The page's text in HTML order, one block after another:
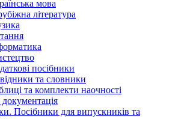
мова
література
посібники
та словники
та комплекти наочності
Посібники для випускників та